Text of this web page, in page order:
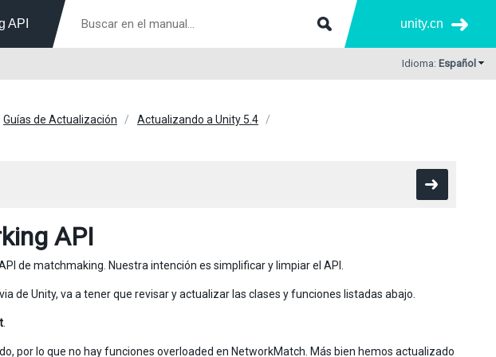
API unity.cn
Idioma: Español
Guías de Actualización
Actualizando a Unity 5.4
API
de matchmaking. Nuestra intención es simplificar y limpiar el API.
de Unity, va a tener que revisar y actualizar las clases y funciones listadas abajo.
por lo que no hay funciones overloaded en NetworkMatch. Más bien hemos actualizado